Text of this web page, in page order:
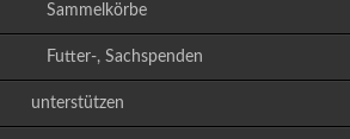
Sammelkörbe
Futter-, Sachspenden
unterstützen